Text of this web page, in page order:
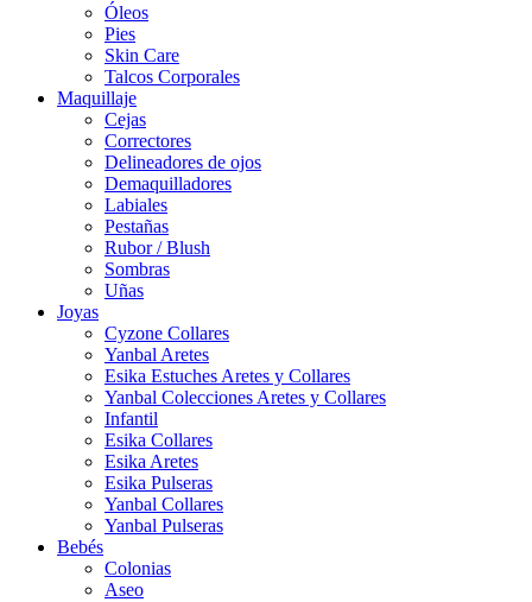
Óleos
Pies
Skin Care
Talcos Corporales
Maquillaje
Cejas
Correctores
Delineadores de ojos
Demaquilladores
Labiales
Pestañas
Rubor / Blush
Sombras
Uñas
Joyas
Cyzone Collares
Yanbal Aretes
Esika Estuches Aretes y Collares
Yanbal Colecciones Aretes y Collares
Infantil
Esika Collares
Esika Aretes
Esika Pulseras
Yanbal Collares
Yanbal Pulseras
Bebés
Colonias
Aseo